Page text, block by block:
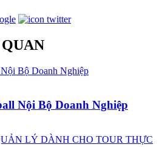
Nội Bộ Doanh Nghiệp